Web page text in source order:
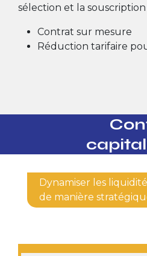
sélection et la
Contrat sur mesure
Réduction tarifaire
Dynamiser les
de manière